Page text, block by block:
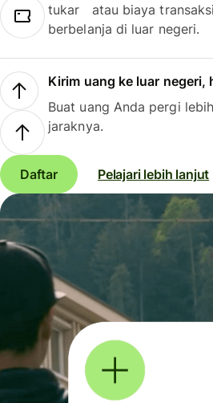
tukar atau biaya
berbelanja di luar negeri.
Kirim uang ke luar negeri,
Buat uang Anda pergi
jaraknya.
Daftar Pelajari lebih lanjut